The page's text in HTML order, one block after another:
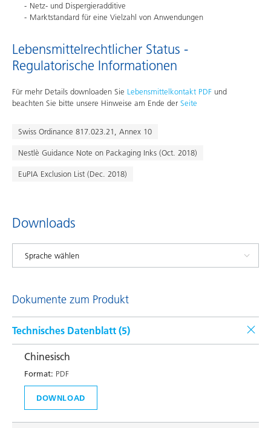
Netz- und Dispergieradditive
Marktstandard für eine Vielzahl von Anwendungen
Lebensmittelrechtlicher Status -
Regulatorische Informationen
Für mehr Details downloaden Sie Lebensmittelkontakt PDF und
beachten Sie bitte unsere Hinweise am Ende der Seite
Swiss Ordinance 817.023.21, Annex 10
Nestlè Guidance Note on Packaging Inks (Oct. 2018)
EuPIA Exclusion List (Dec. 2018)
Downloads
Dokumente zum Produkt
Technisches Datenblatt (5)
Chinesisch
Format: PDF
DOWNLOAD